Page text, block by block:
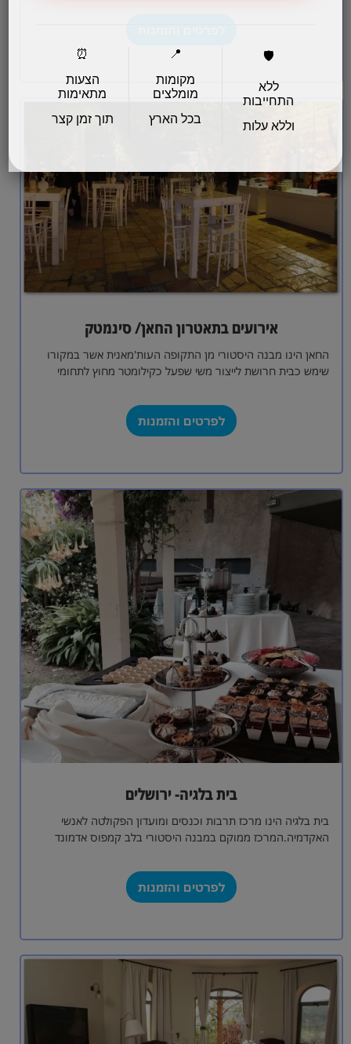
אירועים בתאטרון החאן/ סינמטק
החאן הינו מבנה היסטורי מן התקופה העות'מאנית אשר במקורו
שימש כבית חרושת לייצור משי שפעל כקילומטר מחוץ לתחומי
לפרטים והזמנות
בית בלגיה- ירושלים
בית בלגיה הינו מרכז תרבות וכנסים ומועדון הפקולטה לאנשי
האקדמיה.המרכז ממוקם במבנה היסטורי בלב קמפוס אדמונד
לפרטים והזמנות
🛡️
ללא
התחייבות
וללא עלות
📍
מקומות
מומלצים
בכל הארץ
⏰
הצעות
מתאימות
תוך זמן קצר